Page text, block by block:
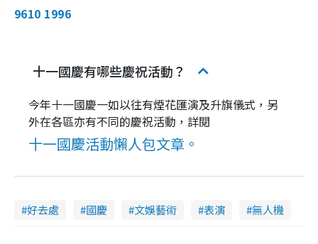
9610 1996
十一國慶有哪些慶祝活動？
今年十一國慶一如以往有煙花匯演及升旗儀式，另
外在各區亦有不同的慶祝活動，詳閱
十一國慶活動懶人包文章。
好去處 國慶 文娛藝術 表演 無人機